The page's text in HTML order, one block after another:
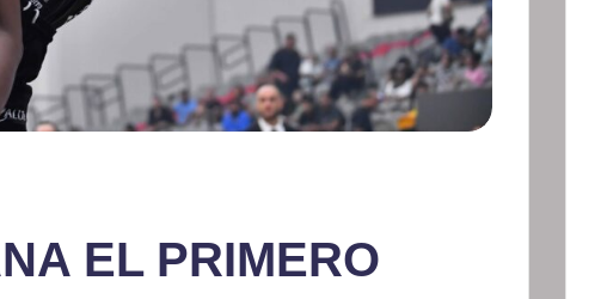
EL PRIMERO